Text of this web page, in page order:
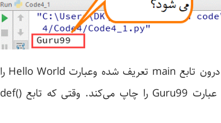
در اینجا، دو بخش print داریم، اولی درون تابع main تعریف شده وعبارت Hello World را
چاپ می‌کند و دیگری مستقل بوده و عبارت Guru99 را چاپ می‌کند. وقتی که تابع ()def